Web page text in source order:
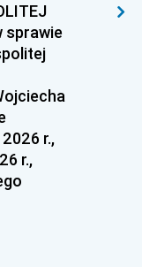
sprawie
r.,
r.,